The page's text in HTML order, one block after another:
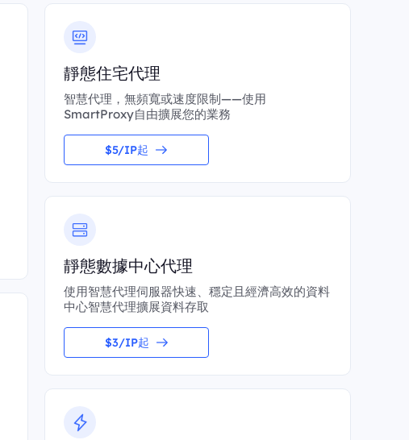
靜態住宅代理
智慧代理，無頻寬或速度限制——使用
SmartProxy自由擴展您的業務
$5/IP起
靜態數據中心代理
使用智慧代理伺服器快速、穩定且經濟高效的資料
中心智慧代理擴展資料存取
$3/IP起